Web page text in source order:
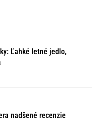
Ľahké letné jedlo,
nadšené recenzie